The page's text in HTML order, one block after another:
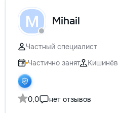
M Mihail
Частный специалист
Частично занят
Кишинёв
0,0 нет отзывов